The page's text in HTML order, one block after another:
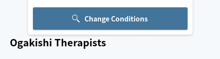
Change Conditions
Ogakishi Therapists